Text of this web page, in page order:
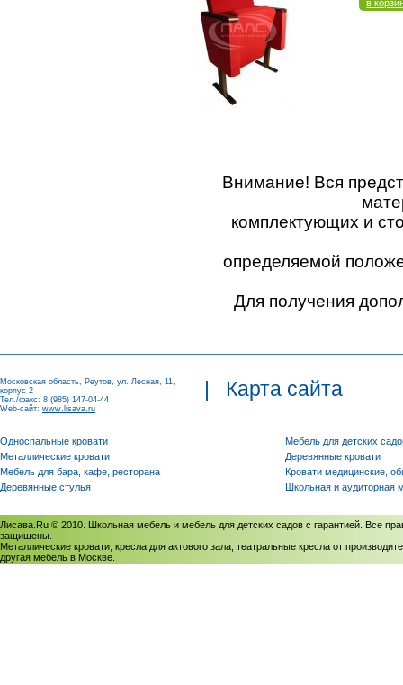
в
Внимание! Вся
комплектующих и
определяемой
Для получения
Московская область, Реутов, ул. Лесная, 11,
корпус 2
Тел./факс: 8 (985) 147-04-44
Web-сайт: www.lisava.ru
| Карта сайта
Односпальные кровати
Металлические кровати
Мебель для бара, кафе, ресторана
Деревянные стулья
Мебель для детских
Деревянные кровати
Кровати медицинские,
Школьная и аудиторная
Лисава.Ru © 2010. Школьная мебель и мебель для детских садов с гарантией. Все
защищены.
Металлические кровати, кресла для актового зала, театральные кресла от
другая мебель в Москве.
Политика использования cookies/Соглашение на обработку персональных данных